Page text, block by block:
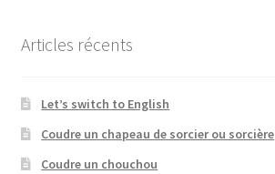
Articles récents
Let’s switch to English
Coudre un chapeau de sorcier ou sorcière
Coudre un chouchou